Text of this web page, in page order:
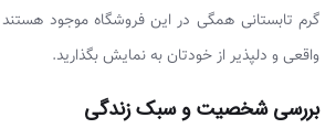
گرم تابستانی همگی در این فروشگاه موجود هستند
واقعی و دلپذیر از خودتان به نمایش بگذارید.
بررسی شخصیت و سبک زندگی